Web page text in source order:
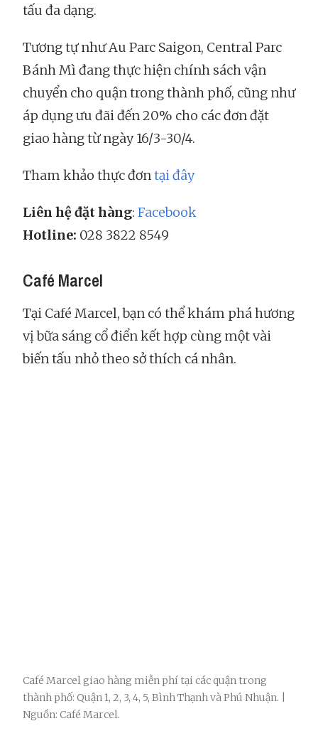
tấu đa dạng.
Tương tự như Au Parc Saigon, Central Parc
Bánh Mì đang thực hiện chính sách vận
chuyển cho quận trong thành phố, cũng như
áp dụng ưu đãi đến 20% cho các đơn đặt
giao hàng từ ngày 16/3-30/4.
Tham khảo thực đơntại đây
Liên hệ đặt hàng: Facebook
Hotline: 028 3822 8549
Café Marcel
Tại Café Marcel, bạn có thể khám phá hương
vị bữa sáng cổ điển kết hợp cùng một vài
biến tấu nhỏ theo sở thích cá nhân.
Café Marcel giao hàng miễn phí tại các quận trong
thành phố: Quận 1, 2, 3, 4, 5, Bình Thạnh và Phú Nhuận. |
Nguồn: Café Marcel.